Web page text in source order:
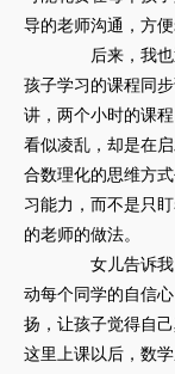
导的老师沟通，方
后来，我也
孩子学习的课程同
讲，两个小时的课
看似凌乱，却是在
合数理化的思维方
习能力，而不是只
的老师的做法。
女儿告诉我
动每个同学的自信
扬，让孩子觉得自
这里上课以后，数